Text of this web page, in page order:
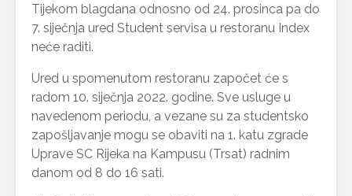
Tijekom blagdana odnosno od 24. prosinca pa do
7. siječnja ured Student servisa u restoranu Index
neće raditi.
Ured u spomenutom restoranu započet će s
radom 10. siječnja 2022. godine. Sve usluge u
navedenom periodu, a vezane su za studentsko
zapošljavanje mogu se obaviti na 1. katu zgrade
Uprave SC Rijeka na Kampusu (Trsat) radnim
danom od 8 do 16 sati.